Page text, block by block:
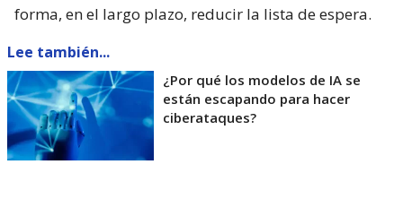
forma, en el largo plazo, reducir la lista de espera.
Lee también...
¿Por qué los modelos de IA se
están escapando para hacer
ciberataques?